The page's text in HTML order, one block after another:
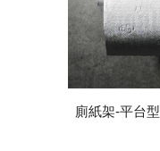
廁紙架-平台型